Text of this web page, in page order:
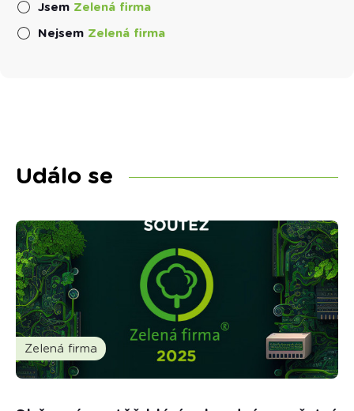
Jsem Zelená firma
Nejsem Zelená firma
Událo se
Zelená firma